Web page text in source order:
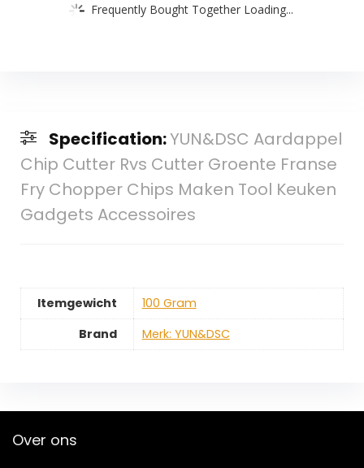
Frequently Bought Together Loading...
Specification:YUN&DSC Aardappel
Chip Cutter Rvs Cutter Groente Franse
Fry Chopper Chips Maken Tool Keuken
Gadgets Accessoires
Itemgewicht
‎100 Gram
Brand
Merk: YUN&DSC
Over ons